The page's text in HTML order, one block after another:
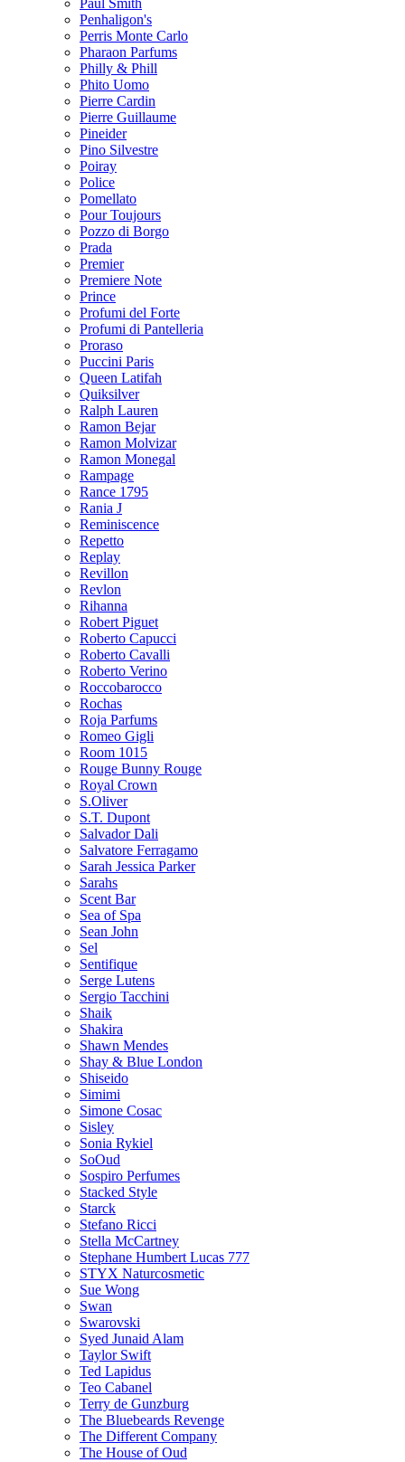
Paul Smith
Penhaligon's
Perris Monte Carlo
Pharaon Parfums
Philly & Phill
Phito Uomo
Pierre Cardin
Pierre Guillaume
Pineider
Pino Silvestre
Poiray
Police
Pomellato
Pour Toujours
Pozzo di Borgo
Prada
Premier
Premiere Note
Prince
Profumi del Forte
Profumi di Pantelleria
Proraso
Puccini Paris
Queen Latifah
Quiksilver
Ralph Lauren
Ramon Bejar
Ramon Molvizar
Ramon Monegal
Rampage
Rance 1795
Rania J
Reminiscence
Repetto
Replay
Revillon
Revlon
Rihanna
Robert Piguet
Roberto Capucci
Roberto Cavalli
Roberto Verino
Roccobarocco
Rochas
Roja Parfums
Romeo Gigli
Room 1015
Rouge Bunny Rouge
Royal Crown
S.Oliver
S.T. Dupont
Salvador Dali
Salvatore Ferragamo
Sarah Jessica Parker
Sarahs
Scent Bar
Sea of Spa
Sean John
Sel
Sentifique
Serge Lutens
Sergio Tacchini
Shaik
Shakira
Shawn Mendes
Shay & Blue London
Shiseido
Simimi
Simone Cosac
Sisley
Sonia Rykiel
SoOud
Sospiro Perfumes
Stacked Style
Starck
Stefano Ricci
Stella McCartney
Stephane Humbert Lucas 777
STYX Naturсosmetic
Sue Wong
Swan
Swarovski
Syed Junaid Alam
Taylor Swift
Ted Lapidus
Teo Cabanel
Terry de Gunzburg
The Bluebeards Revenge
The Different Company
The House of Oud